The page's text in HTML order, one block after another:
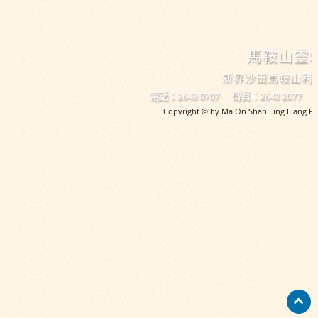
馬鞍山靈
新界沙田馬鞍山
電話：2643 0707 傳真：2643 2077
Copyright © by Ma On Shan Ling Liang